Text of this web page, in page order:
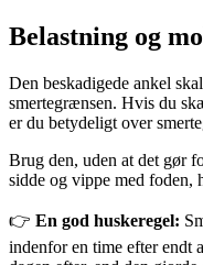
Belastning og
Den beskadigede ankel
smertegrænsen. Hvis du
er du betydeligt over
Brug den, uden at det gør
sidde og vippe med foden,
👉 En god huskeregel:
indenfor en time efter endt